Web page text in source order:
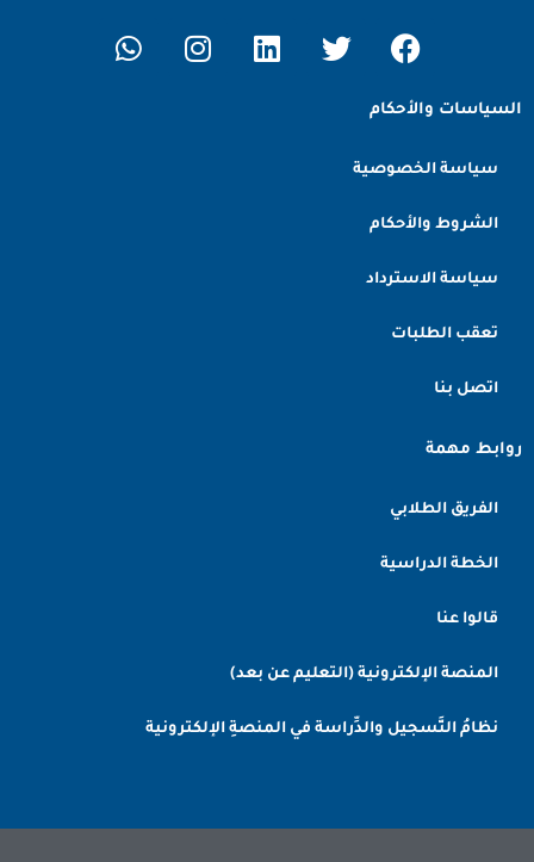
السياسات والأحكام
سياسة الخصوصية
الشروط والأحكام
سياسة الاسترداد
تعقب الطلبات
اتصل بنا
روابط مهمة
الفريق الطلابي
الخطة الدراسية
قالوا عنا
المنصة الإلكترونية (التعليم عن بعد)
نظامُ التَّسجيل والدِّراسة في المنصةِ الإلكترونية